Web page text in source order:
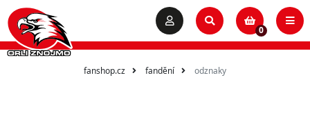
0
fanshop.cz fandění odznaky